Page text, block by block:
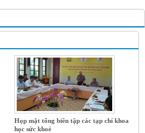
Họp mặt tổng biên tập các tạp chí khoa
học sức khoẻ